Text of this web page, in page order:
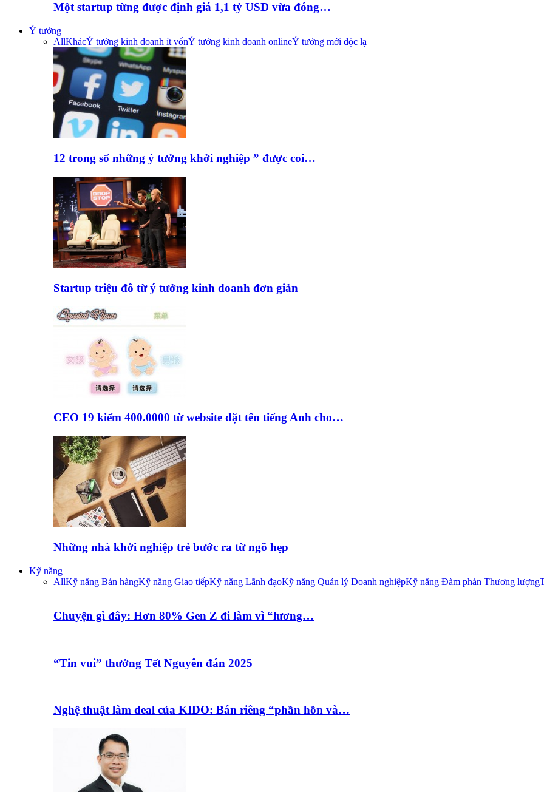
Một startup từng được định giá 1,1 tỷ USD vừa đóng…
Ý tưởng
AllKhácÝ tưởng kinh doanh ít vốnÝ tưởng kinh doanh onlineÝ tưởng mới độc lạ
12 trong số những ý tưởng khởi nghiệp ” được coi…
Startup triệu đô từ ý tưởng kinh doanh đơn giản
CEO 19 kiếm 400.0000 từ website đặt tên tiếng Anh cho…
Những nhà khởi nghiệp trẻ bước ra từ ngõ hẹp
Kỹ năng
AllKỹ năng Bán hàngKỹ năng Giao tiếpKỹ năng Lãnh đạoKỹ năng Quản lý Doanh nghiệpKỹ năng Đàm phán Thương lượng
Chuyện gì đây: Hơn 80% Gen Z đi làm vì “lương…
“Tin vui” thưởng Tết Nguyên đán 2025
Nghệ thuật làm deal của KIDO: Bán riêng “phần hồn và…